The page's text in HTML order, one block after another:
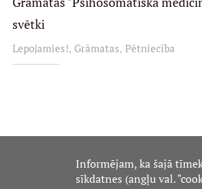
svētki
Lepojamies!, Grāmatas, Pētniecība
Informējam, ka šajā
sīkdatnes (angļu val.